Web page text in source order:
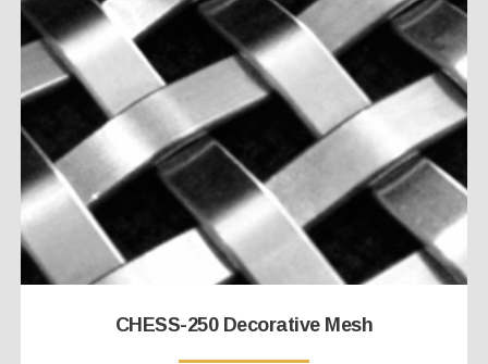
CHESS-250 Decorative Mesh